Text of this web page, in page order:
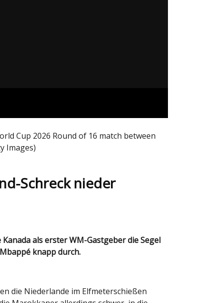
Cup 2026 Round of 16 match between
Images)
Schreck nieder
knapp durch.
die Niederlande im Elfmeterschießen